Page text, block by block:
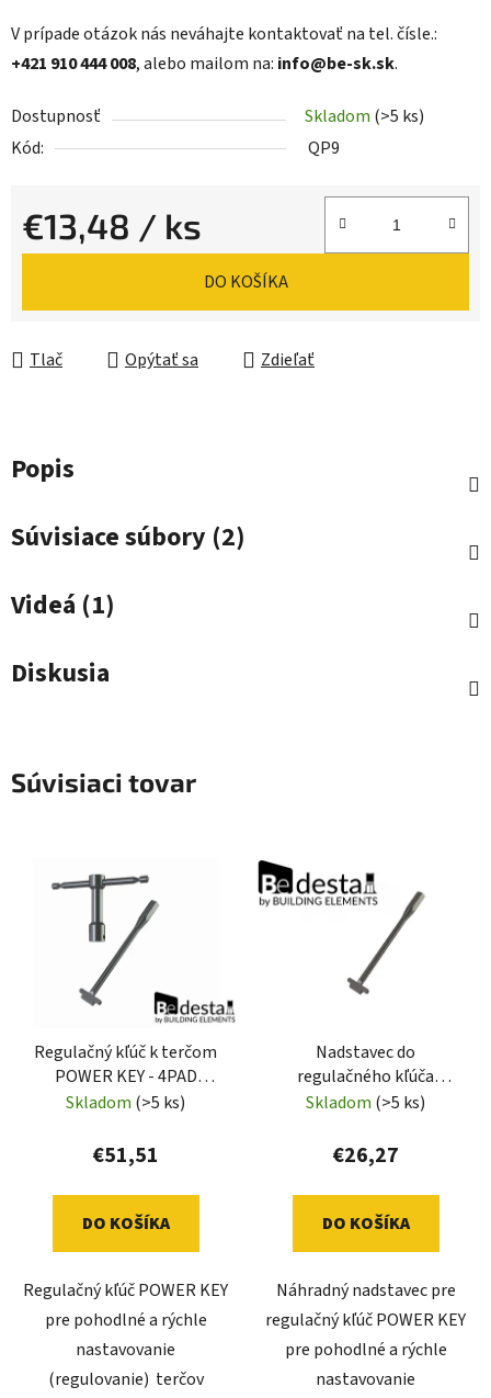
V prípade otázok nás neváhajte kontaktovať na tel. čísle.:
+421 910 444 008, alebo mailom na: info@be-sk.sk.
Dostupnosť Skladom (>5 ks)
Kód:
QP9
€13,48 / ks
Jednotková cena:
DO KOŠÍKA
Tlač Opýtať sa Zdieľať
Popis
Súvisiace súbory (2)
Videá (1)
Diskusia
Súvisiaci tovar
Regulačný kľúč k terčom
POWER KEY - 4PAD
(BEDESTAL) PK
Skladom (>5 ks)
€51,51
DO KOŠÍKA
Regulačný kľúč POWER KEY
pre pohodlné a rýchle
nastavovanie
(regulovanie) terčov
Nadstavec do
regulačného kľúča
POWER KEY - 4PAD
Skladom (>5 ks)
€26,27
DO KOŠÍKA
Náhradný nadstavec pre
regulačný kľúč POWER KEY
pre pohodlné a rýchle
nastavovanie